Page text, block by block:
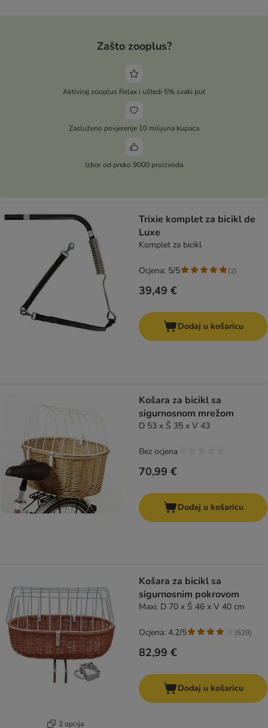
Zašto zooplus?
Aktiviraj zooplus Relax i uštedi 5% svaki put
Zasluženo povjerenje 10 milijuna kupaca
Izbor od preko 9000 proizvoda
Trixie komplet za bicikl de
Luxe
Komplet za bicikl
39,49 €
Ocjena: 5/5 (2)
Dodaj u košaricu
Košara za bicikl sa
sigurnosnom mrežom
D 53 x Š 35 x V 43
70,99 €
Bez ocjena
Dodaj u košaricu
2 opcija
Košara za bicikl sa
sigurnosnim pokrovom
Maxi: D 70 x Š 46 x V 40 cm
82,99 €
Ocjena: 4.2/5 (528)
Dodaj u košaricu